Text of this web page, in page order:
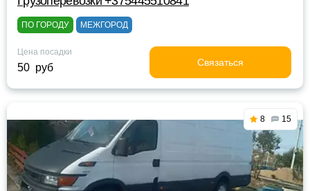
ПО ГОРОДУ МЕЖГОРОД
Цена посадки
50 руб Связаться
8 15